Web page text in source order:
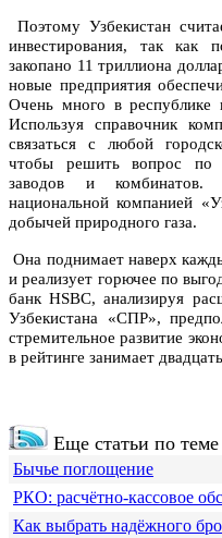
Поэтому Узбекистан
инвестирования, так как
закопано 11 триллиона
новые предприятия
Очень много в республике
Используя справочник
связаться с любой
чтобы решить вопрос по
заводов и
национальной компанией
добычей природного газа.
Она поднимает наверх
и реализует горючее по
банк HSBC, анализируя
Узбекистана «СПР»,
стремительное развитие
в рейтинге занимает
Еще статьи по теме
Бычье поглощение
РКО: расчётно-кассовое
Как выбрать надёжного